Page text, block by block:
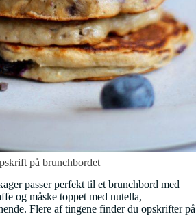
på brunchbordet
passer perfekt til et brunchbord med
og måske toppet med nutella,
Flere af tingene finder du opskrifter på